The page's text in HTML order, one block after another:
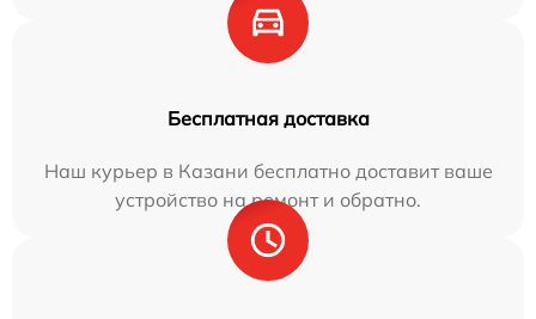
Бесплатная доставка
Наш курьер в Казани бесплатно доставит ваше
устройство на ремонт и обратно.